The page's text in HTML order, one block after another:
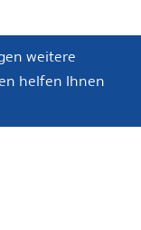
weitere
helfen Ihnen